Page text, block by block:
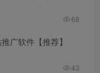
68
广软件【推荐】
43